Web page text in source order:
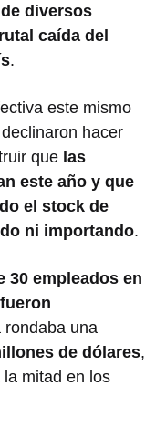
diversos
caída del
.
este mismo
hacer
que las
este año y que
el stock de
ni importando.
30 empleados en
rondaba una
de dólares,
la mitad en los